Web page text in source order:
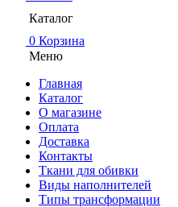
Каталог
0 Корзина
Меню
Главная
Каталог
О магазине
Оплата
Доставка
Контакты
Ткани для обивки
Виды наполнителей
Типы трансформации